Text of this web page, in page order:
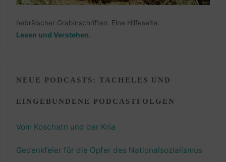
hebräischer Grabinschriften. Eine Hilfeseite:
Lesen und Verstehen
NEUE PODCASTS: TACHELES UND
EINGEBUNDENE PODCASTFOLGEN
Vom Koschatn und der Kria
Gedenkfeier für die Opfer des Nationalsozialismus